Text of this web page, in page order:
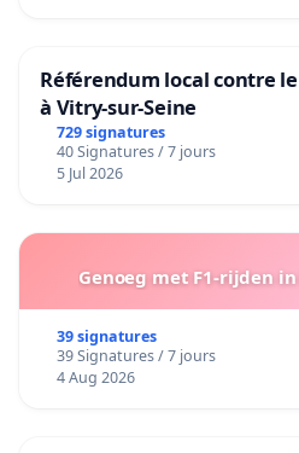
Référendum local contre
à Vitry-sur-Seine
729 signatures
40 Signatures / 7 jours
5 Jul 2026
Genoeg met F1-rijden
39 signatures
39 Signatures / 7 jours
4 Aug 2026